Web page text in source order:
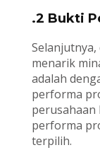
.2 Bukti
menarik
adalah
performa
performa
terpilih.